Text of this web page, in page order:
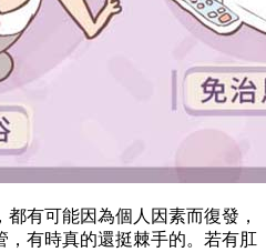
有可能因為個人因素而復發，
，有時真的還挺棘手的。若有肛